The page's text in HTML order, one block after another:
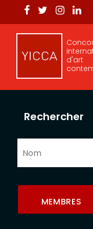
d'art
Rechercher
MEMBRES